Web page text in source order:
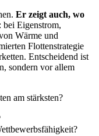
Er zeigt auch, wo
: bei Eigenstrom,
Wärme und
Flottenstrategie
Entscheidend ist
sondern vor allem
am stärksten?